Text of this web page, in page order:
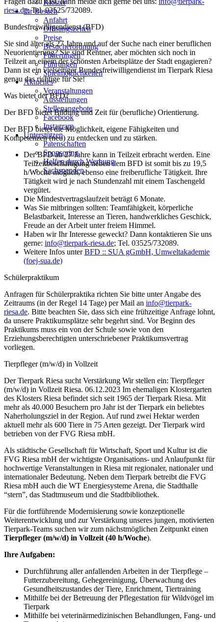
Kloster
Ihr Besuch
Anfahrt
Öffnungszeiten
Preise
Besucherordnung
Fütterungen
Führungen
Spielmöglichkeiten
Aktuelles
Veranstaltungen
Ausstellungen
Stellenangebote
Facebook
Instagram
Unterstützen
Patenschaften
Sponsoring
Helfen durch Werbung
Sachspenden
riesa.de; Tel. 03525/732089.
Bundesfreiwilligendienst (BFD)
Sie sind älter als 27 Jahre und auf der Suche nach einer beruflichen
Neuorientierung? Sie sind Rentner, aber möchten sich noch in
Teilzeit an einem der schönsten Arbeitsplätze der Stadt engagieren?
Dann ist ein vielseitiger Bundesfreiwilligendienst im Tierpark Riesa
genau das richtige für Sie!
Was bietet der BFD?
Der BFD bietet Bildung und Zeit für (berufliche) Orientierung.
Der BFD bietet die Möglichkeit, eigene Fähigkeiten und
Kompetenzen (neu) zu entdecken und zu stärken.
Der BFD ab 27 Jahre kann in Teilzeit erbracht werden. Eine
Teilzeitbeschäftigung neben dem BFD ist somit bis zu 19,5
h/Woche möglich, ebenso eine freiberufliche Tätigkeit. Ihre
Tätigkeit wird je nach Stundenzahl mit einem Taschengeld
vergütet.
Die Mindestvertragslaufzeit beträgt 6 Monate.
Was Sie mitbringen sollten: Teamfähigkeit, körperliche
Belastbarkeit, Interesse an Tieren, handwerkliches Geschick,
Freude an der Arbeit unter freiem Himmel.
Haben wir Ihr Interesse geweckt? Dann kontaktieren Sie uns
gerne: info@tierpark-riesa.de; Tel. 03525/732089.
Weitere Infos unterBFD :: SUA gGmbH, Umweltakademie
(foej-sua.de)
Schülerpraktikum
Anfragen für Schülerpraktika richten Sie bitte unter Angabe des
Zeitraums (in der Regel 14 Tage) per Mail an info@tierpark-
riesa.de. Bitte beachten Sie, dass sich eine frühzeitige Anfrage lohnt,
da unsere Praktikumsplätze sehr begehrt sind. Vor Beginn des
Praktikums muss ein von der Schule sowie von den
Erziehungsberechtigten unterschriebener Praktikumsvertrag
vorliegen.
Tierpfleger (m/w/d) in Vollzeit
Der Tierpark Riesa sucht Verstärkung Wir stellen ein: Tierpfleger
(m/w/d) in Vollzeit Riesa. 06.12.2023 Im ehemaligen Klostergarten
des Klosters Riesa befindet sich seit 1965 der Tierpark Riesa. Mit
mehr als 40.000 Besuchern pro Jahr ist der Tierpark ein beliebtes
Naherholungsziel in der Region. Auf rund zwei Hektar werden
aktuell mehr als 600 Tiere in 75 Arten gezeigt. Der Tierpark wird
betrieben von der FVG Riesa mbH.
Als städtische Gesellschaft für Wirtschaft, Sport und Kultur ist die
FVG Riesa mbH der wichtigste Organisations- und Anlaufpunkt für
hochwertige Veranstaltungen in Riesa mit regionaler, nationaler und
internationaler Bedeutung. Neben dem Tierpark betreibt die FVG
Riesa mbH auch die WT Energiesysteme Arena, die Stadthalle
“stern”, das Stadtmuseum und die Stadtbibliothek.
Für die fortführende Modernisierung sowie konzeptionelle
Weiterentwicklung und zur Verstärkung unseres jungen, motivierten
Tierpark-Teams suchen wir zum nächstmöglichen Zeitpunkt einen
Tierpfleger (m/w/d) in Vollzeit (40 h/Woche).
Ihre Aufgaben:
Durchführung aller anfallenden Arbeiten in der Tierpflege –
Futterzubereitung, Gehegereinigung, Überwachung des
Gesundheitszustandes der Tiere, Enrichment, Tiertraining
Mithilfe bei der Betreuung der Pflegestation für Wildvögel im
Tierpark
Mithilfe bei veterinärmedizinischen Behandlungen, Fang- und